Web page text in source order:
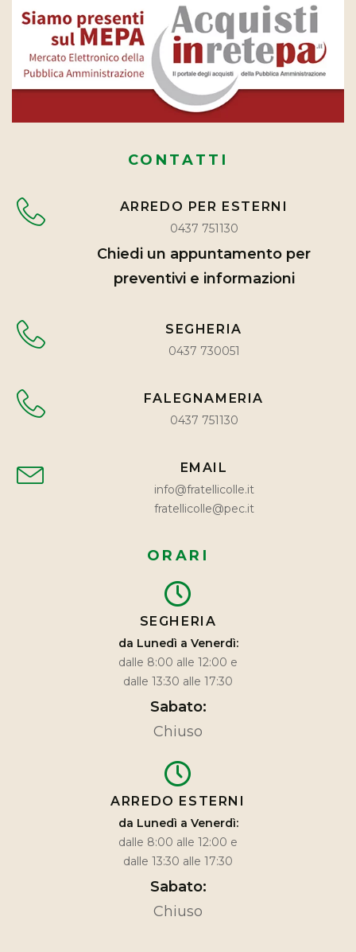
CONTATTI
ARREDO PER ESTERNI
0437 751130
Chiedi un appuntamento per
preventivi e informazioni
SEGHERIA
0437 730051
FALEGNAMERIA
0437 751130
EMAIL
info@fratellicolle.it
fratellicolle@pec.it
ORARI
SEGHERIA
da Lunedì a Venerdì:
dalle 8:00 alle 12:00 e
dalle 13:30 alle 17:30
Sabato:
Chiuso
ARREDO ESTERNI
da Lunedì a Venerdì:
dalle 8:00 alle 12:00 e
dalle 13:30 alle 17:30
Sabato:
Chiuso